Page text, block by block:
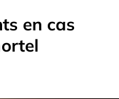
en cas